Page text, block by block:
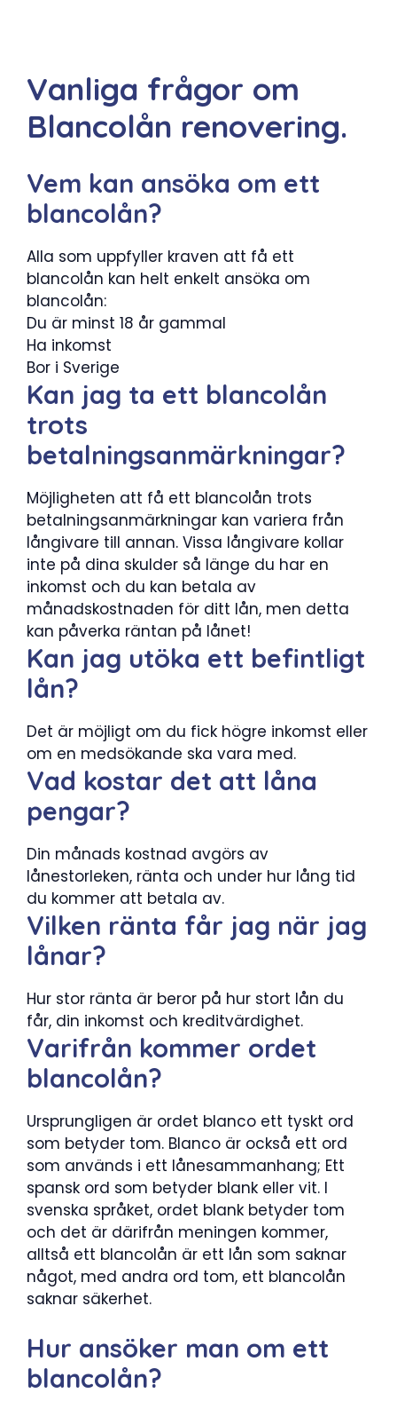
Vanliga frågor om
Blancolån renovering.
Vem kan ansöka om ett
blancolån?
Alla som uppfyller kraven att få ett
blancolån kan helt enkelt ansöka om
blancolån:
Du är minst 18 år gammal
Ha inkomst
Bor i Sverige
Kan jag ta ett blancolån
trots
betalningsanmärkningar?
Möjligheten att få ett blancolån trots
betalningsanmärkningar kan variera från
långivare till annan. Vissa långivare kollar
inte på dina skulder så länge du har en
inkomst och du kan betala av
månadskostnaden för ditt lån, men detta
kan påverka räntan på lånet!
Kan jag utöka ett befintligt
lån?
Det är möjligt om du fick högre inkomst eller
om en medsökande ska vara med.
Vad kostar det att låna
pengar?
Din månads kostnad avgörs av
lånestorleken, ränta och under hur lång tid
du kommer att betala av.
Vilken ränta får jag när jag
lånar?
Hur stor ränta är beror på hur stort lån du
får, din inkomst och kreditvärdighet.
Varifrån kommer ordet
blancolån?
Ursprungligen är ordet blanco ett tyskt ord
som betyder tom. Blanco är också ett ord
som används i ett lånesammanhang; Ett
spansk ord som betyder blank eller vit. I
svenska språket, ordet blank betyder tom
och det är därifrån meningen kommer,
alltså ett blancolån är ett lån som saknar
något, med andra ord tom, ett blancolån
saknar säkerhet.
Hur ansöker man om ett
blancolån?